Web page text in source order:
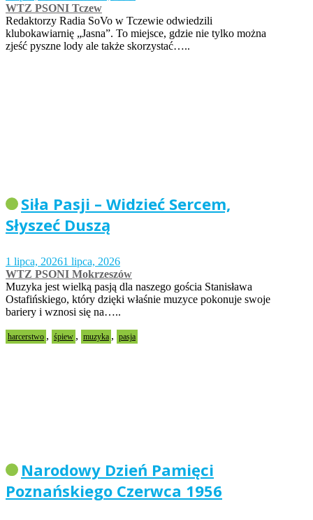
WTZ PSONI Tczew
Redaktorzy Radia SoVo w Tczewie odwiedzili
klubokawiarnię „Jasna”. To miejsce, gdzie nie tylko można
zjeść pyszne lody ale także skorzystać…..
Siła Pasji – Widzieć Sercem,
Słyszeć Duszą
1 lipca, 20261 lipca, 2026
WTZ PSONI Mokrzeszów
Muzyka jest wielką pasją dla naszego gościa Stanisława
Ostafińskiego, który dzięki właśnie muzyce pokonuje swoje
bariery i wznosi się na…..
harcerstwo , śpiew , muzyka , pasja
Narodowy Dzień Pamięci
Poznańskiego Czerwca 1956